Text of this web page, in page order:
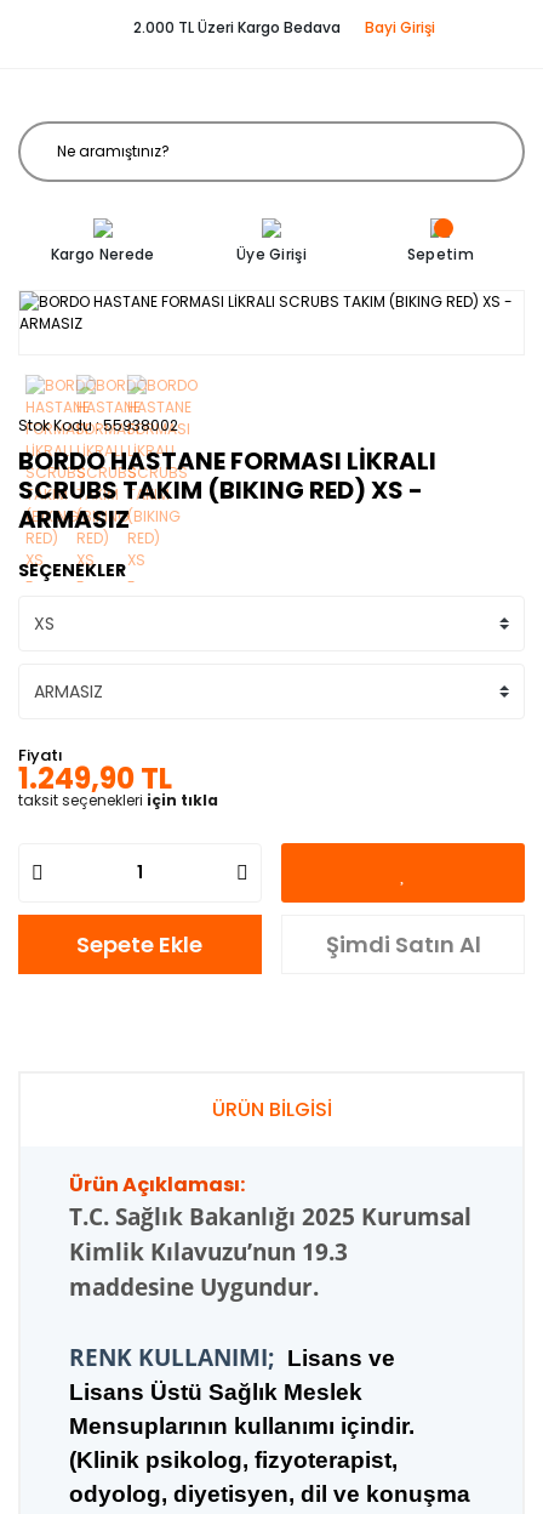
2.000 TL Üzeri Kargo Bedava Bayi Girişi
Kargo Nerede Üye Girişi Sepetim
Stok Kodu 55938002
BORDO HASTANE FORMASI LİKRALI
SCRUBS TAKIM (BIKING RED) XS -
ARMASIZ
SEÇENEKLER
Fiyatı
1.249,90 TL
taksit seçenekleri için tıkla
Sepete Ekle Şimdi Satın Al
ÜRÜN BİLGİSİ
Ürün Açıklaması:
T.C. Sağlık Bakanlığı 2025 Kurumsal
Kimlik Kılavuzu’nun 19.3
maddesine Uygundur.
RENK KULLANIMI; Lisans ve
Lisans Üstü Sağlık Meslek
Mensuplarının kullanımı içindir.
(Klinik psikolog, fizyoterapist,
odyolog, diyetisyen, dil ve konuşma